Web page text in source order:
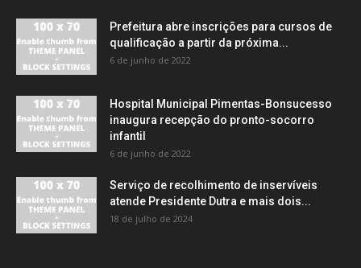
Prefeitura abre inscrições para cursos de
qualificação a partir da próxima...
6 de junho de 2022
Hospital Municipal Pimentas-Bonsucesso
inaugura recepção do pronto-socorro
infantil
6 de junho de 2022
Serviço de recolhimento de inservíveis
atende Presidente Dutra e mais dois...
18 de julho de 2024